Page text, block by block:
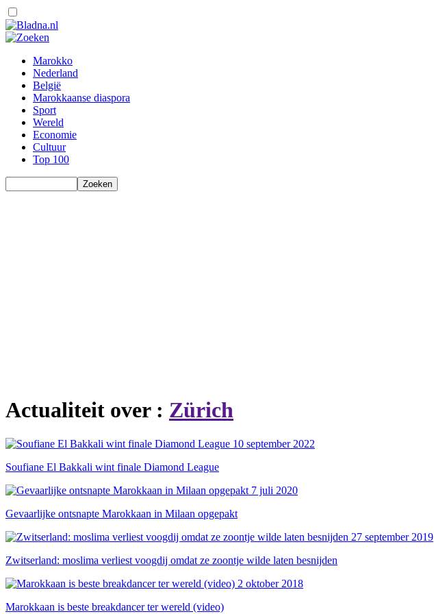
Marokko
Nederland
België
Marokkaanse diaspora
Sport
Wereld
Economie
Cultuur
Top 100
Actualiteit over : Zürich
10 september 2022
Soufiane El Bakkali wint finale Diamond League
7 juli 2020
Gevaarlijke ontsnapte Marokkaan in Milaan opgepakt
27 september 2019
Zwitserland: moslima verliest voogdij omdat ze zoontje wilde laten besnijden
2 oktober 2018
Marokkaan is beste breakdancer ter wereld (video)